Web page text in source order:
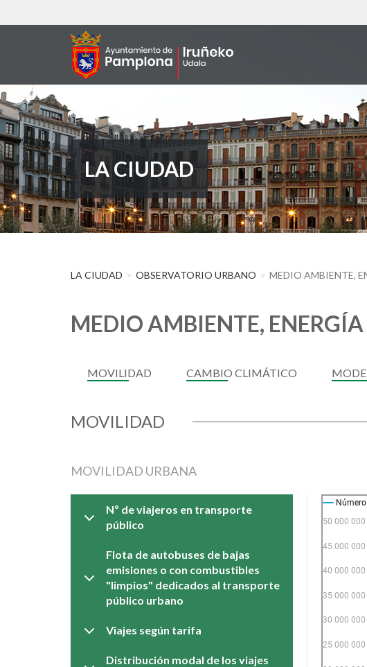
al
LA CIUDAD
LA CIUDAD OBSERVATORIO URBANO MEDIO AMBIENTE,
MEDIO AMBIENTE,
MOVILIDAD CAMBIO CLIMÁTICO
MOVILIDAD
MOVILIDAD URBANA
Nº de viajeros en transporte
público
Flota de autobuses de bajas
emisiones o con combustibles
"limpios" dedicados al transporte
público urbano
Viajes según tarifa
Distribución modal de los viajes